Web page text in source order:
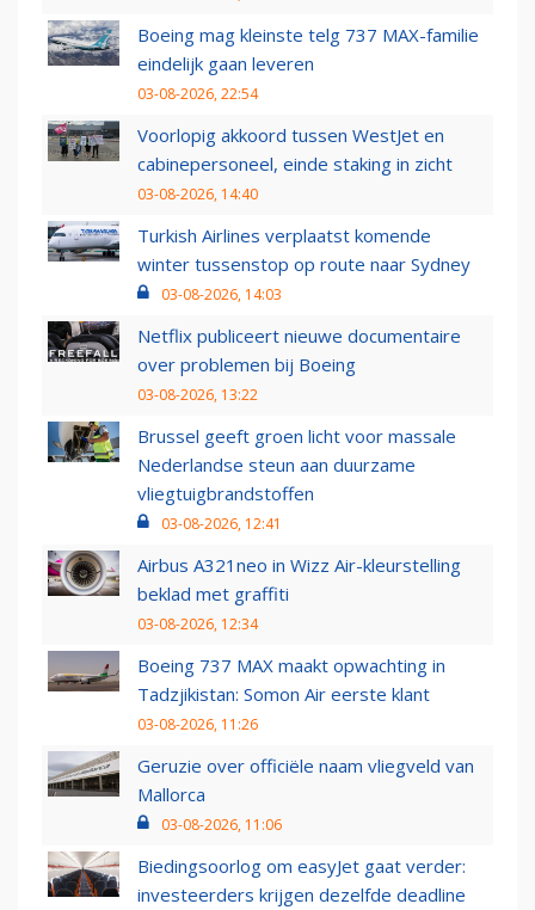
Boeing mag kleinste telg 737 MAX-familie
eindelijk gaan leveren
03-08-2026, 22:54
Voorlopig akkoord tussen WestJet en
cabinepersoneel, einde staking in zicht
03-08-2026, 14:40
Turkish Airlines verplaatst komende
winter tussenstop op route naar Sydney
03-08-2026, 14:03
Netflix publiceert nieuwe documentaire
over problemen bij Boeing
03-08-2026, 13:22
Brussel geeft groen licht voor massale
Nederlandse steun aan duurzame
vliegtuigbrandstoffen
03-08-2026, 12:41
Airbus A321neo in Wizz Air-kleurstelling
beklad met graffiti
03-08-2026, 12:34
Boeing 737 MAX maakt opwachting in
Tadzjikistan: Somon Air eerste klant
03-08-2026, 11:26
Geruzie over officiële naam vliegveld van
Mallorca
03-08-2026, 11:06
Biedingsoorlog om easyJet gaat verder:
investeerders krijgen dezelfde deadline